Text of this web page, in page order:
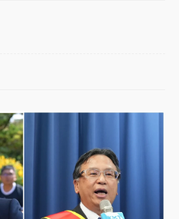
劇烈降水 本周天氣展望「多
」人體實驗黑幕 運動部不追
4大鬆綁一次看
奇命喪豪宅！檢警3方向追出前